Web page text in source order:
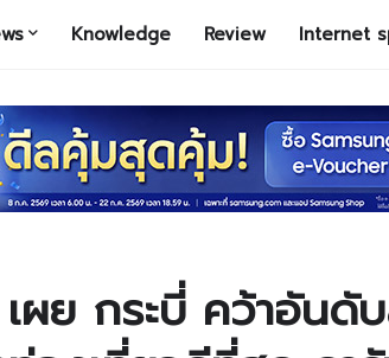
Knowledge Review Internet
ผย กระบี่ คว้าอันดั